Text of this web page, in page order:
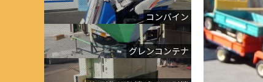
コンバイン
グレンコンテナ